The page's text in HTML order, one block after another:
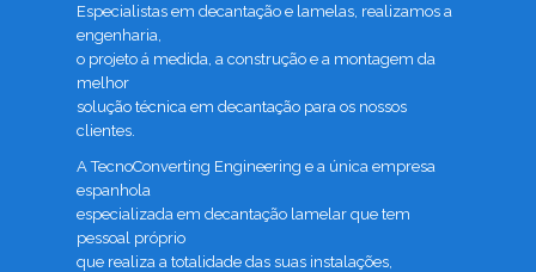
Especialistas em decantação e lamelas, realizamos a
engenharia,
o projeto á medida, a construção e a montagem da
melhor
solução técnica em decantação para os nossos
clientes.
A TecnoConverting Engineering e a única empresa
espanhola
especializada em decantação lamelar que tem
pessoal próprio
que realiza a totalidade das suas instalações,